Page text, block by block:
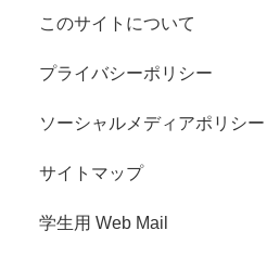
このサイトについて
プライバシーポリシー
ソーシャルメディアポリシー
サイトマップ
学生用 Web Mail